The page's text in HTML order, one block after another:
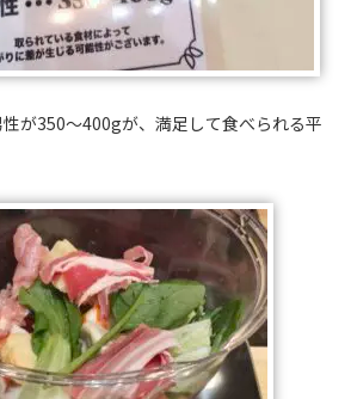
が350～400gが、満足して食べられる平